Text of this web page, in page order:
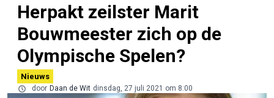
Herpakt zeilster Marit
Bouwmeester zich op de
Olympische Spelen?
Nieuws
door Daan de Wit dinsdag, 27 juli 2021 om 8:00